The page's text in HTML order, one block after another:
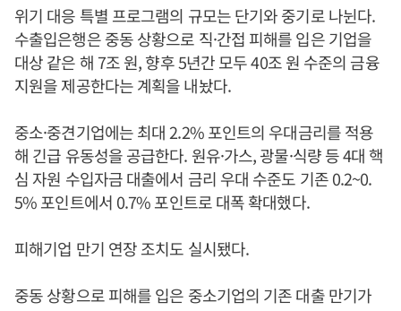
위기 대응 특별 프로그램의 규모는 단기와 중기로 나뉜다.
수출입은행은 중동 상황으로 직·간접 피해를 입은 기업을
대상 같은 해 7조 원, 향후 5년간 모두 40조 원 수준의 금융
지원을 제공한다는 계획을 내놨다.
중소·중견기업에는 최대 2.2% 포인트의 우대금리를 적용
해 긴급 유동성을 공급한다. 원유·가스, 광물·식량 등 4대 핵
심 자원 수입자금 대출에서 금리 우대 수준도 기존 0.2~0.
5% 포인트에서 0.7% 포인트로 대폭 확대했다.
피해기업 만기 연장 조치도 실시됐다.
중동 상황으로 피해를 입은 중소기업의 기존 대출 만기가